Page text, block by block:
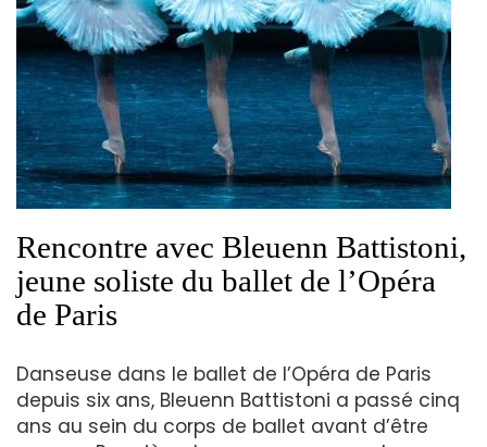
Rencontre avec Bleuenn Battistoni,
jeune soliste du ballet de l’Opéra
de Paris
Danseuse dans le ballet de l’Opéra de Paris
depuis six ans, Bleuenn Battistoni a passé cinq
ans au sein du corps de ballet avant d’être